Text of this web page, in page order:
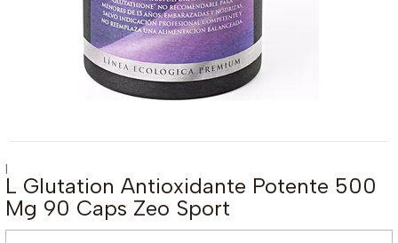
|
L Glutation Antioxidante Potente 500
Mg 90 Caps Zeo Sport